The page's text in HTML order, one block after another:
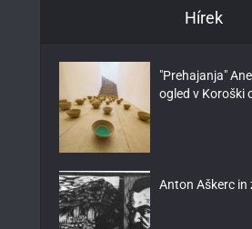
Hírek
"Prehajanja"
ogled v Koroški
Anton Aškerc in